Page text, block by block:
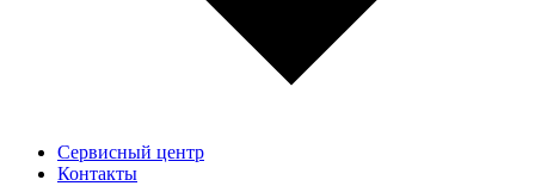
Сервисный центр
Контакты